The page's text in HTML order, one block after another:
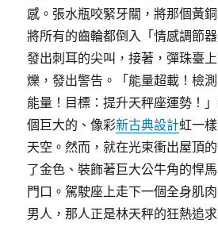
感。張水瓶咬緊牙關，將那個黃
將所有的齒輪都倒入「情感調節
發出刺耳的尖叫，接著，彈珠臺
爍，發出警告。「能量超載！檢
能量！目標：提升天秤座運勢！
個巨大的、像彩新古典設計虹一
天空。然而，就在光束衝出屋頂
了金色、裝飾著巨大公牛角的悍
門口。駕駛座上走下一個全身肌
男人，那人正是林天秤的狂熱